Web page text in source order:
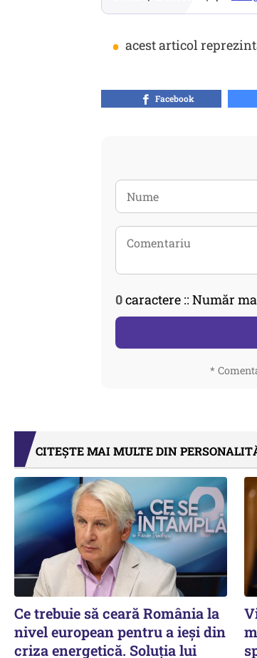
• acest articol
Facebook
0caractere :: Număr
*
CITEȘTE MAI MULTE DIN
Ce trebuie să ceară România la
nivel european pentru a ieși din
criza energetică. Soluția lui